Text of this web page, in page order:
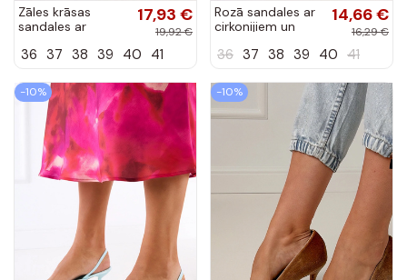
Zāles krāsas
sandales ar
atvērtu papēdi
17,93 €
19,92 €
36 37 38 39 40 41
Rozā sandales ar
cirkonijiem un
Lessor
14,66 €
16,29 €
36 37 38 39 40 41
-10% -10%